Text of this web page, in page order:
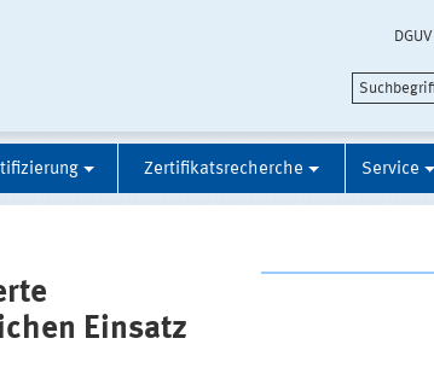
DGUV
Zertifikatsrecherche Service
Einsatz